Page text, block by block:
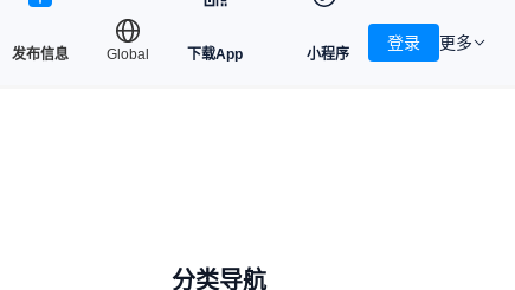
分类导航
更多
登录
发布信息 Global 下载App 小程序